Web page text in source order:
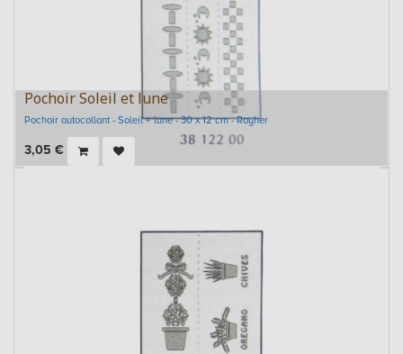
Pochoir Soleil et lune
Pochoir autocollant - Soleil + lune - 30 x 12 cm - Rayher
3,05 €